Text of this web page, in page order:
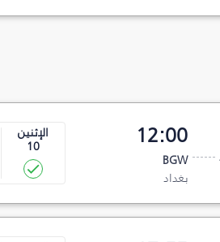
12:00
BGW
بغداد
الإثنين
10